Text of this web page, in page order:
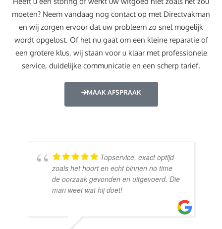
moeten? Neem vandaag nog contact op met Directvakman
en wij zorgen ervoor dat uw probleem zo snel mogelijk
wordt opgelost. Of het nu gaat om een kleine reparatie of
een grotere klus, wij staan voor u klaar met professionele
service, duidelijke communicatie en een scherp tarief.
MAAK AFSPRAAK
Topservice, exact optijd
zoals het hoort en echt binnen no time
de oorzaak gevonden en uitgevoerd. Die
man weet wat hij doet!